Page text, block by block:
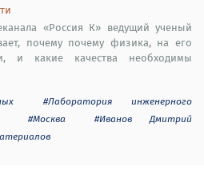
«Россия К» ведущий ученый
почему почему физика, на его
и какие качества необходимы
#Лаборатория инженерного
#Москва
#Иванов Дмитрий